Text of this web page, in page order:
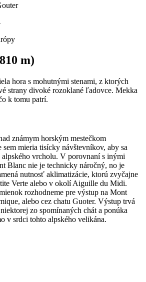
m)
hora s mohutnými stenami, z ktorých
strany divoké rozoklané ľadovce. Mekka
k tomu patrí.
známym horským mestečkom
mieria tisícky návštevníkov, aby sa
vrcholu. V porovnaní s inými
Blanc nie je technicky náročný, no je
nutnosť aklimatizácie, ktorú zvyčajne
Verte alebo v okolí Aiguille du Midi.
rozhodneme pre výstup na Mont
alebo cez chatu Guoter. Výstup trvá
zo spomínaných chát a ponúka
v srdci tohto alpského velikána.